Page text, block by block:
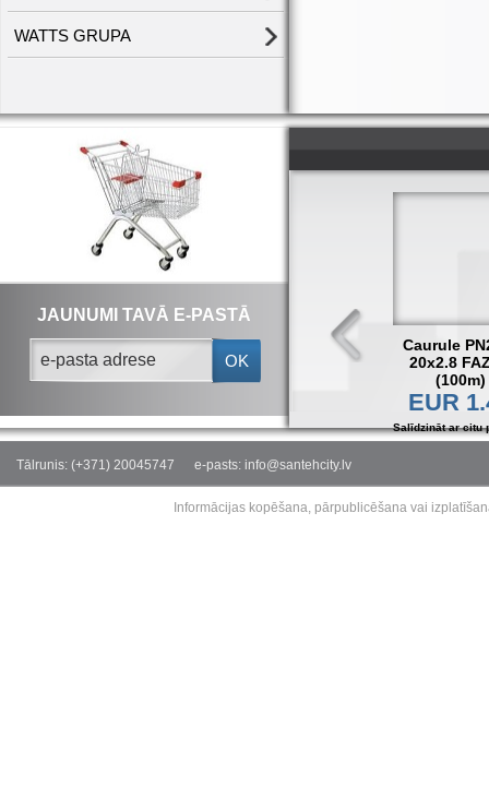
WATTS GRUPA
JAUNUMI TAVĀ E-PASTĀ
OK
Caurule
20x2.8
(100m)
EUR
Salīdzināt ar citu
Tālrunis: (+371) 20045747 e-pasts: info@santehcity.lv
Informācijas kopēšana, pārpublicēšana vai